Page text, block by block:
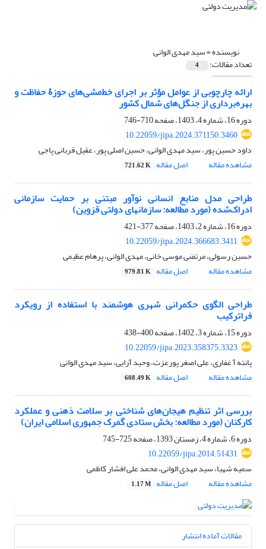
نویسنده =سید مهدی الوانی
تعداد مقالات: 4
ارائه چارچوبی از عوامل مؤثر بر اجرای خط‌مشی‌های حوزۀ حفاظت و
بهره‌برداری از جنگل‌های شمال کشور
دوره 16، شماره 4، 1403، صفحه
710-746
10.22059/jipa.2024.371150.3460
داود حسین پور، سید مهدی الوانی، حسین اصلی پور، عقیل قربانی پاجی
مشاهده مقاله
اصل مقاله 721.62 K
طراحی مدل منابع انسانی نوآور مبتنی بر حمایت سازمانی
ادراک‌شده (مورد مطالعه: سازمان‏های دولتی قزوین)
دوره 16، شماره 2، 1403، صفحه
377-421
10.22059/jipa.2024.366683.3411
حسین رسولی، مرتضی موسی خانی، مهدی الوانی، پرهام عظیمی
مشاهده مقاله
اصل مقاله 979.81 K
طراحی الگوی حکمرانی شهری هوشمند با استفاده از رویکرد
فراترکیب
دوره 15، شماره 3، 1402، صفحه
400-438
10.22059/jipa.2023.358375.3323
پانته آ غفاری، علی اصغر پورعزت، وحید آرایی، سید مهدی الوانی
مشاهده مقاله
اصل مقاله 608.49 K
بررسی اثر تنظیم هیجان‌های شناختی بر سلامت ذهنی و عملکرد
کارکنان (مورد مطالعه: بخش ستادی گمرک جمهوری اسلامی ایران)
دوره 6، شماره 4، زمستان 1393، صفحه
725-745
10.22059/jipa.2014.51431
سمیه شهبا، سید مهدی الوانی، محمد علی افشار کاظمی
مشاهده مقاله
اصل مقاله 1.17 M
مقالات آماده انتشار